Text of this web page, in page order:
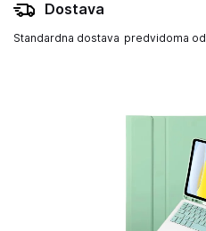
Dostava
Standardna dostava predvidoma od